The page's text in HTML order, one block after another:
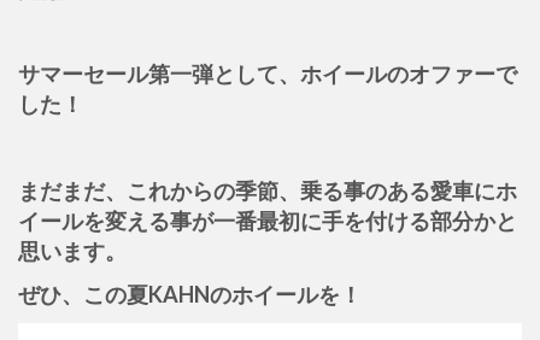
サマーセール第一弾として、ホイールのオファーで
した！
まだまだ、これからの季節、乗る事のある愛車にホ
イールを変える事が一番最初に手を付ける部分かと
思います。
ぜひ、この夏KAHNのホイールを！